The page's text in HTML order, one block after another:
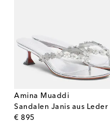
Amina Muaddi
Sandalen Janis aus Leder
€ 895
original price